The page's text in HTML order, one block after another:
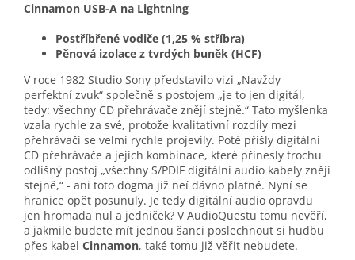
Cinnamon USB-A na Lightning
Postříbřené vodiče (1,25 % stříbra)
Pěnová izolace z tvrdých buněk (HCF)
V roce 1982 Studio Sony představilo vizi „Navždy
perfektní zvuk“ společně s postojem „je to jen digitál,
tedy: všechny CD přehrávače znějí stejně.“ Tato myšlenka
vzala rychle za své, protože kvalitativní rozdíly mezi
přehrávači se velmi rychle projevily. Poté přišly digitální
CD přehrávače a jejich kombinace, které přinesly trochu
odlišný postoj „všechny S/PDIF digitální audio kabely znějí
stejně,“ - ani toto dogma již neí dávno platné. Nyní se
hranice opět posunuly. Je tedy digitální audio opravdu
jen hromada nul a jedniček? V AudioQuestu tomu nevěří,
a jakmile budete mít jednou šanci poslechnout si hudbu
přes kabel Cinnamon, také tomu již věřit nebudete.